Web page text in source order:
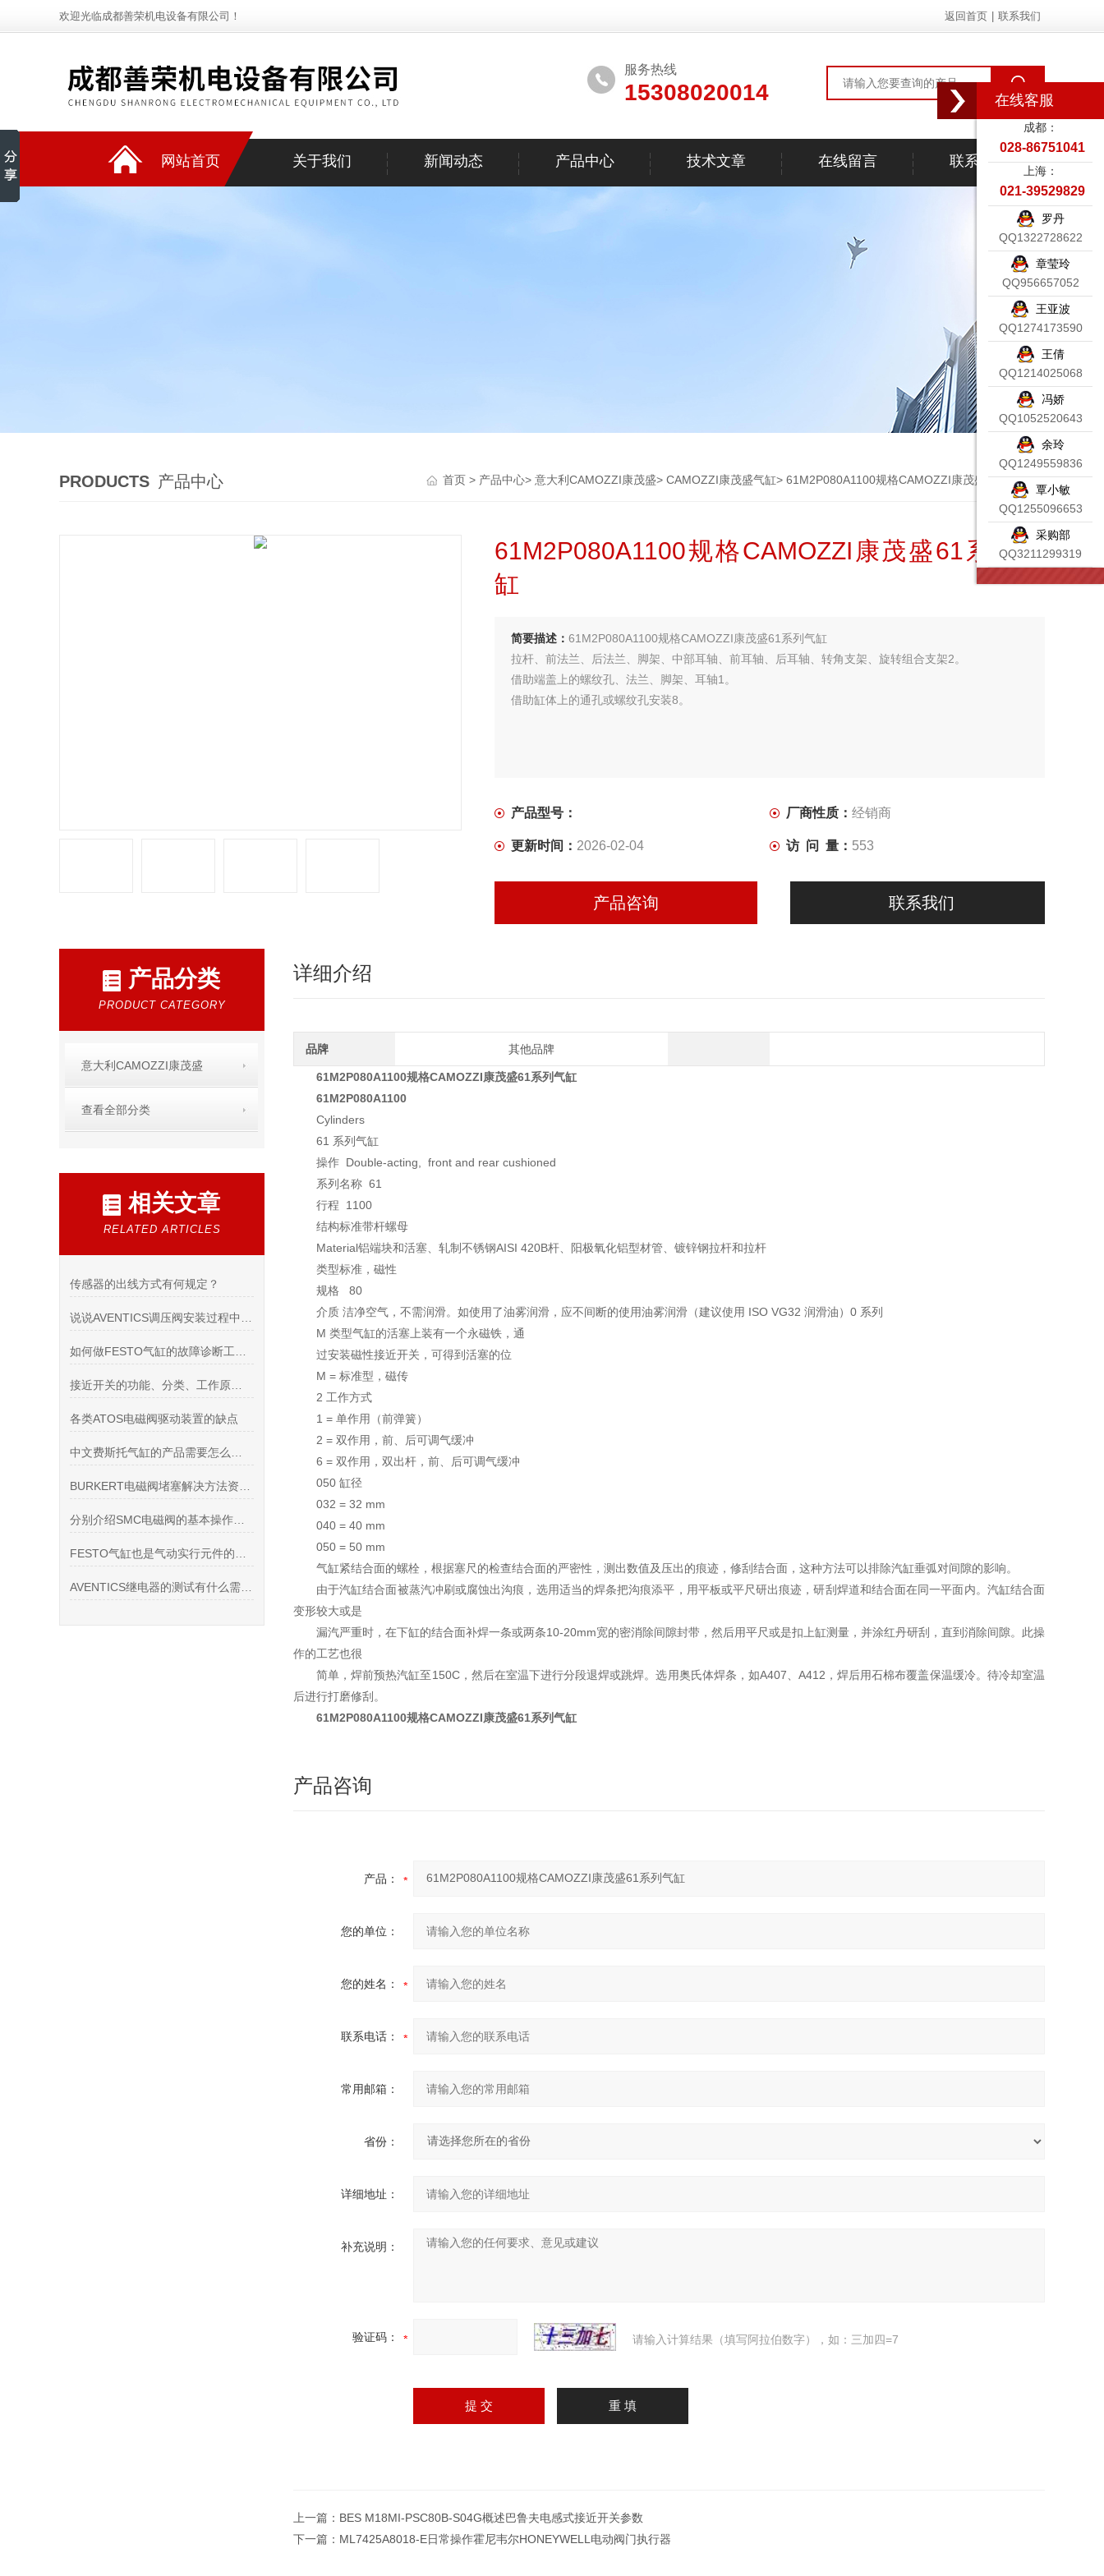
欢迎光临成都善荣机电设备有限公司！ 返回首页 联系我们
服务热线
15308020014
网站首页 关于我们 新闻动态 产品中心 技术文章 在线留言 联系我们
PRODUCTS 产品中心 首页 > 产品中心> 意大利CAMOZZI康茂盛> CAMOZZI康茂盛气缸> 61M2P080A1100规格CAMOZZI康茂盛61系列气缸
61M2P080A1100规格CAMOZZI康茂盛61系列气
缸
简要描述： 61M2P080A1100规格CAMOZZI康茂盛61系列气缸
拉杆、前法兰、后法兰、脚架、中部耳轴、前耳轴、后耳轴、转角支架、旋转组合支架2。
借助端盖上的螺纹孔、法兰、脚架、耳轴1。
借助缸体上的通孔或螺纹孔安装8。
产品型号： 厂商性质： 经销商
更新时间： 2026-02-04 访 问 量： 553
产品咨询 联系我们
产品分类
PRODUCT CATEGORY
意大利CAMOZZI康茂盛
查看全部分类
相关文章
RELATED ARTICLES
传感器的出线方式有何规定？
各类ATOS电磁阀驱动装置的缺点
详细介绍
品牌 其他品牌
61M2P080A1100规格CAMOZZI康茂盛61系列气缸
61M2P080A1100
Cylinders
61 系列气缸
操作 Double-acting, front and rear cushioned
系列名称 61
行程 1100
结构标准带杆螺母
Material铝端块和活塞、轧制不锈钢AISI 420B杆、阳极氧化铝型材管、镀锌钢拉杆和拉杆
类型标准，磁性
规格 80
介质 洁净空气，不需润滑。如使用了油雾润滑，应不间断的使用油雾润滑（建议使用 ISO VG32 润滑油）0 系列
M 类型气缸的活塞上装有一个永磁铁，通
过安装磁性接近开关，可得到活塞的位
M = 标准型，磁传
2 工作方式
1 = 单作用（前弹簧）
2 = 双作用，前、后可调气缓冲
6 = 双作用，双出杆，前、后可调气缓冲
050 缸径
032 = 32 mm
040 = 40 mm
050 = 50 mm
气缸紧结合面的螺栓，根据塞尺的检查结合面的严密性，测出数值及压出的痕迹，修刮结合面，这种方法可以排除汽缸垂弧对间隙的影响。
由于汽缸结合面被蒸汽冲刷或腐蚀出沟痕，选用适当的焊条把沟痕添平，用平板或平尺研出痕迹，研刮焊道和结合面在同一平面内。汽缸结合面
变形较大或是
漏汽严重时，在下缸的结合面补焊一条或两条10-20mm宽的密消除间隙封带，然后用平尺或是扣上缸测量，并涂红丹研刮，直到消除间隙。此操
作的工艺也很
简单，焊前预热汽缸至150C，然后在室温下进行分段退焊或跳焊。选用奥氏体焊条，如A407、A412，焊后用石棉布覆盖保温缓冷。待冷却室温
后进行打磨修刮。
61M2P080A1100规格CAMOZZI康茂盛61系列气缸
产品咨询
产品：
您的单位：
您的姓名：
联系电话：
常用邮箱：
省份：
详细地址：
补充说明：
验证码： 请输入计算结果（填写阿拉伯数字），如：三加四=7
上一篇： BES M18MI-PSC80B-S04G概述巴鲁夫电感式接近开关参数
下一篇： ML7425A8018-E日常操作霍尼韦尔HONEYWELL电动阀门执行器
在线客服
成都：
028-86751041
上海：
021-39529829
罗丹
QQ1322728622
章莹玲
QQ956657052
王亚波
QQ1274173590
王倩
QQ1214025068
冯娇
QQ1052520643
余玲
QQ1249559836
覃小敏
QQ1255096653
采购部
QQ3211299319